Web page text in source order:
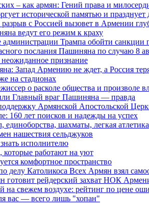
– как армян: Гений права и
исторической памятью и
с Россией вызовет в Армении
ведут его режим к краху
Трампа обойти санкции
послания Пашиняна по случаю 8
признание
Запад Армению не ждет, а Россия
на стадионах
о расколе общества и произволе
Главный враг Пашиняна — правда
Армянской Апостольской
160 лет поисков и надежды на успех
шахматы, легкая атлетика
нашествия сельджуков
исполнителю
которые работают на уют
комфортное пространство
делу Католикоса Всех Армян взял
готовит рейдерский захват НОК
на свежем воздухе: рейтинг по цене
вас — всего лишь "хопан"